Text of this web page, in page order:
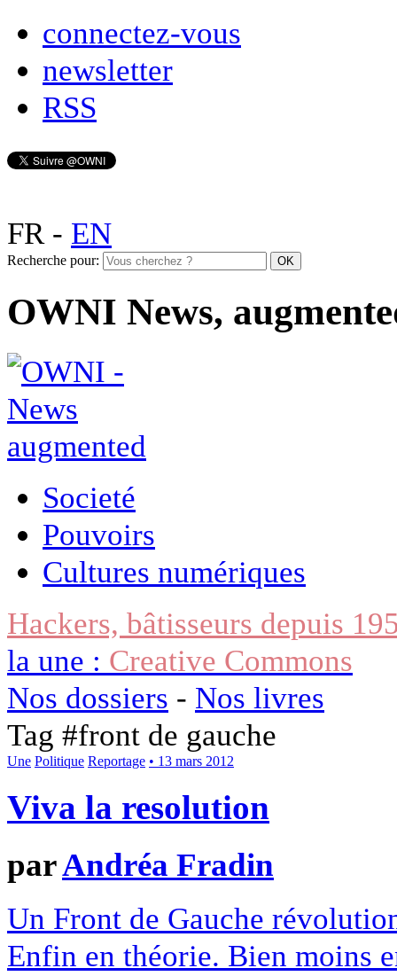
connectez-vous
newsletter
RSS
FR- EN
Recherche pour:
OWNI News,
Societé
Pouvoirs
Cultures numériques
Hackers, bâtisseurs depuis
la une : Creative Commons
Nos dossiers - Nos livres
Tag #front de gauche
Une Politique Reportage • 13 mars 2012
Viva la resolution
parAndréa Fradin
Un Front de Gauche
Enfin en théorie. Bien moins